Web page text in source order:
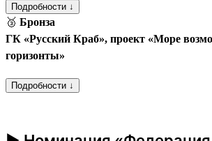
Подробности ↓
🥉 Бронза
ГК «Русский Краб», проект «Море
горизонты»
Подробности ↓